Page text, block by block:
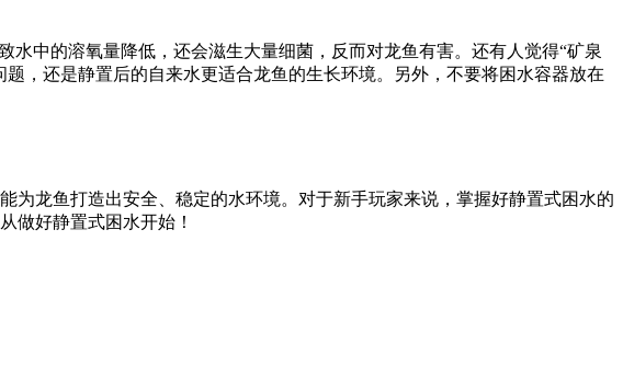
中的溶氧量降低，还会滋生大量细菌，反而对龙鱼有害。还有人觉得“矿泉
，还是静置后的自来水更适合龙鱼的生长环境。另外，不要将困水容器放在
龙鱼打造出安全、稳定的水环境。对于新手玩家来说，掌握好静置式困水的
做好静置式困水开始！